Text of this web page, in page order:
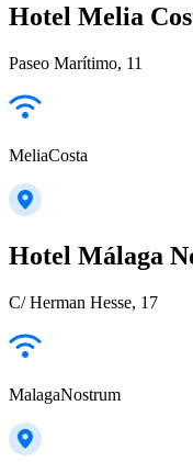
Hotel Melia
Paseo Marítimo, 11
MeliaCosta
Hotel Málaga
C/ Herman Hesse, 17
MalagaNostrum